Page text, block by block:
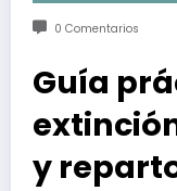
0 Comentarios
Guía
y